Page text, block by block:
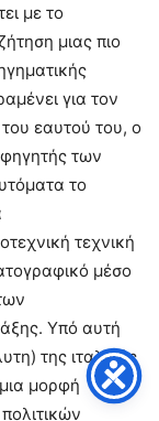
με το
μιας πιο
για τον
εαυτού του, ο
των
το
τεχνική
μέσο
Υπό αυτή
της ιταλικής
μορφή